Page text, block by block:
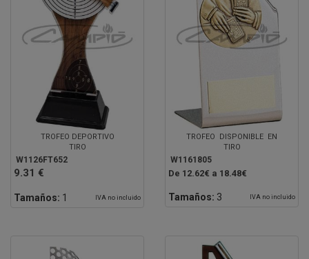
TROFEO DEPORTIVO
TIRO
W1126FT652
9.31 €
Tamaños: 1 IVA no incluido
TROFEO DISPONIBLE EN
TIRO
W1161805
De 12.62€ a 18.48€
Tamaños: 3 IVA no incluido